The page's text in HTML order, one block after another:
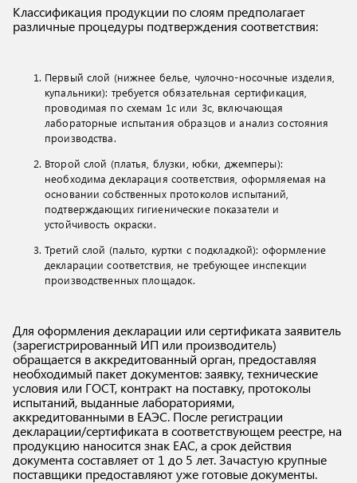
Классификация продукции по слоям предполагает
различные процедуры подтверждения соответствия:
Первый слой (нижнее белье, чулочно-носочные изделия,
купальники): требуется обязательная сертификация,
проводимая по схемам 1с или 3с, включающая
лабораторные испытания образцов и анализ состояния
производства.
Второй слой (платья, блузки, юбки, джемперы):
необходима декларация соответствия, оформляемая на
основании собственных протоколов испытаний,
подтверждающих гигиенические показатели и
устойчивость окраски.
Третий слой (пальто, куртки с подкладкой): оформление
декларации соответствия, не требующее инспекции
производственных площадок.
Для оформления декларации или сертификата заявитель
(зарегистрированный ИП или производитель)
обращается в аккредитованный орган, предоставляя
необходимый пакет документов: заявку, технические
условия или ГОСТ, контракт на поставку, протоколы
испытаний, выданные лабораториями,
аккредитованными в ЕАЭС. После регистрации
декларации/сертификата в соответствующем реестре, на
продукцию наносится знак ЕАС, а срок действия
документа составляет от 1 до 5 лет. Зачастую крупные
поставщики предоставляют уже готовые документы.